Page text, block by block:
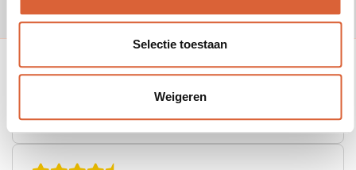
Selectie toestaan
Weigeren